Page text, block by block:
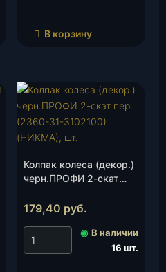
В корзину
Колпак колеса (декор.)
черн.ПРОФИ 2-скат
(НИКМА), шт.
179,40 руб.
◉ В наличии
16 шт.